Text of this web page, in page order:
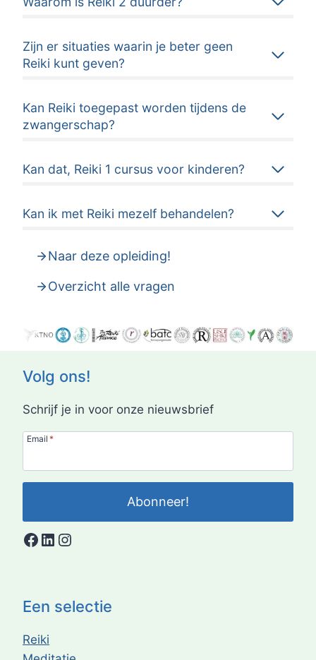
Zijn er situaties waarin je beter geen
Reiki kunt geven?
Kan Reiki toegepast worden tijdens de
zwangerschap?
Kan dat, Reiki 1 cursus voor kinderen?
Kan ik met Reiki mezelf behandelen?
Naar deze opleiding!
Overzicht alle vragen
Een selectie
Reiki
Volg ons!
Schrijf je in voor onze nieuwsbrief
Email *
Abonneer!
Facebook
LinkedIn
Instagram